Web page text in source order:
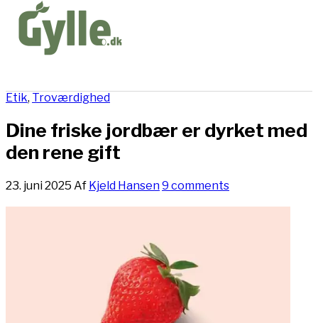
Etik, Troværdighed
Dine friske jordbær er dyrket med
den rene gift
23. juni 2025 Af Kjeld Hansen9 comments